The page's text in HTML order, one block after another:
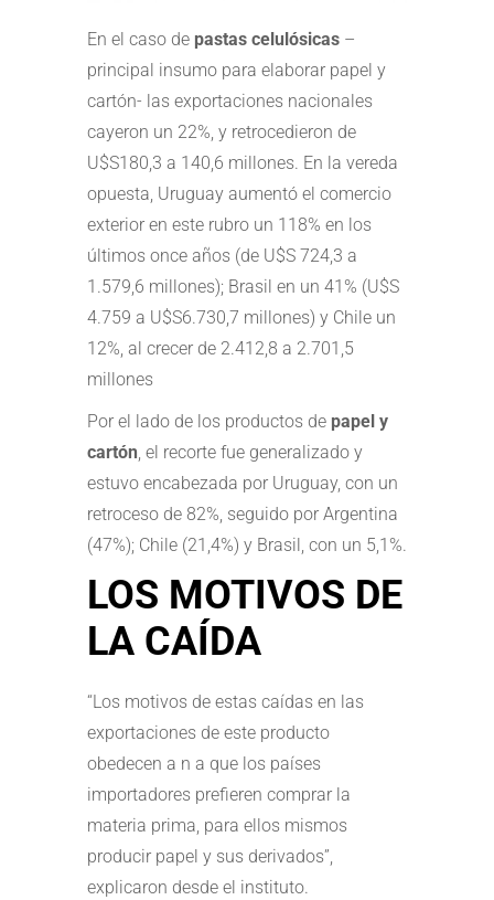
En el caso de pastas celulósicas –
principal insumo para elaborar papel y
cartón- las exportaciones nacionales
cayeron un 22%, y retrocedieron de
U$S180,3 a 140,6 millones. En la vereda
opuesta, Uruguay aumentó el comercio
exterior en este rubro un 118% en los
últimos once años (de U$S 724,3 a
1.579,6 millones); Brasil en un 41% (U$S
4.759 a U$S6.730,7 millones) y Chile un
12%, al crecer de 2.412,8 a 2.701,5
millones
Por el lado de los productos de papel y
cartón, el recorte fue generalizado y
estuvo encabezada por Uruguay, con un
retroceso de 82%, seguido por Argentina
(47%); Chile (21,4%) y Brasil, con un 5,1%.
LOS MOTIVOS DE
LA CAÍDA
“Los motivos de estas caídas en las
exportaciones de este producto
obedecen a n a que los países
importadores prefieren comprar la
materia prima, para ellos mismos
producir papel y sus derivados”,
explicaron desde el instituto.